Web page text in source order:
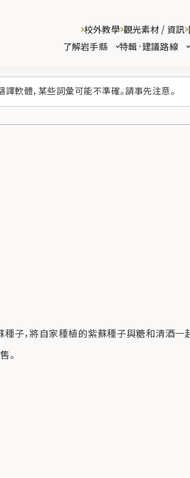
軟體，某些詞彙可能不準確。請事先注意。
了解岩手縣 特輯·建議路線
校外教學 觀光素材 / 資訊
子，將自家種植的紫蘇種子與糖和清酒
。